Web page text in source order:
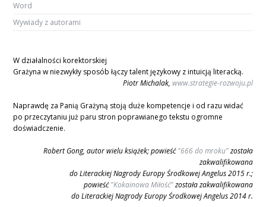
Word
Wywiady z autorami
W działalności korektorskiej
Grażyna w niezwykły sposób łączy talent językowy z intuicją literacką.
Piotr Michalak, www.strategie-rozwoju.pl
Naprawdę za Panią Grażyną stoją duże kompetencje i od razu widać
po przeczytaniu już paru stron poprawianego tekstu ogromne
doświadczenie.
Robert Gong, autor wielu książek; powieść"666 do mroku"została
zakwalifikowana
do Literackiej Nagrody Europy Środkowej Angelus 2015 r.;
powieść"Kokainowa Miłość"została zakwalifikowana
do Literackiej Nagrody Europy Środkowej Angelus 2014 r.